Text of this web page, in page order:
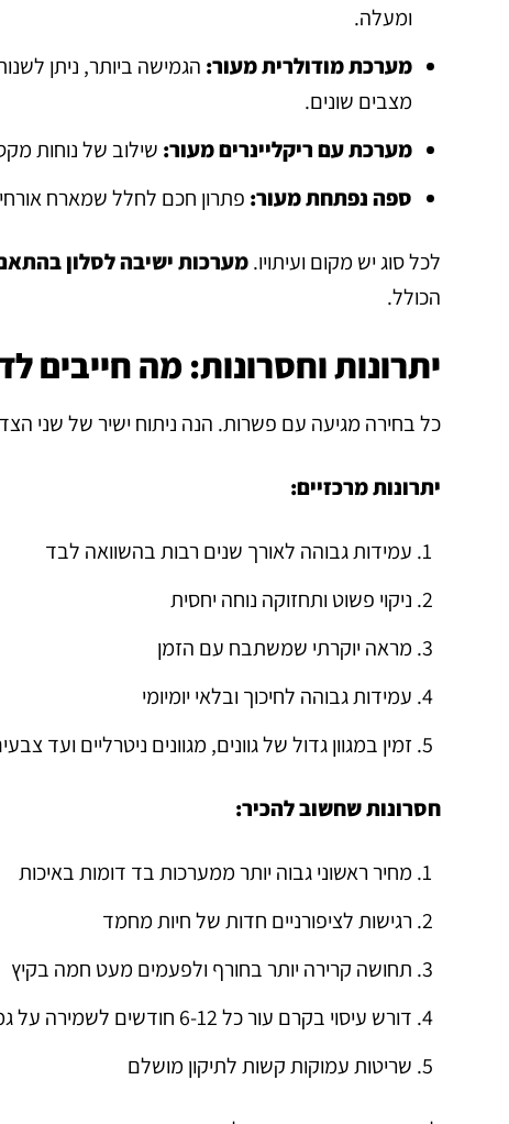
ומעלה.
מערכת מודולרית מעור: הגמישה ביותר, ניתן
מצבים שונים.
מערכת עם ריקליינרים מעור: שילוב של נוחות
ספה נפתחת מעור: פתרון חכם לחלל שמארח
לכל סוג יש מקום ועיתויו.מערכות ישיבה לסלון
הכולל.
יתרונות וחסרונות: מה חייבים
כל בחירה מגיעה עם פשרות. הנה ניתוח ישיר של שני
יתרונות מרכזיים:
עמידות גבוהה לאורך שנים רבות בהשוואה לבד
ניקוי פשוט ותחזוקה נוחה יחסית
מראה יוקרתי שמשתבח עם הזמן
עמידות גבוהה לחיכוך ובלאי יומיומי
זמין במגוון גדול של גוונים, מגוונים ניטרליים ועד
חסרונות שחשוב להכיר:
מחיר ראשוני גבוה יותר ממערכות בד דומות באיכות
רגישות לציפורניים חדות של חיות מחמד
תחושה קרירה יותר בחורף ולפעמים מעט חמה בקיץ
דורש עיסוי בקרם עור כל 6-12 חודשים לשמירה על גמישות
שריטות עמוקות קשות לתיקון מושלם